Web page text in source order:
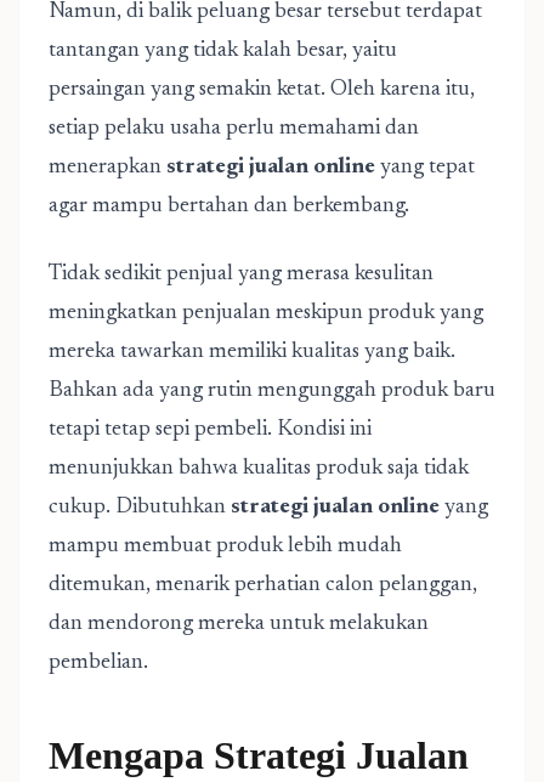
Namun, di balik peluang besar tersebut terdapat
tantangan yang tidak kalah besar, yaitu
persaingan yang semakin ketat. Oleh karena itu,
setiap pelaku usaha perlu memahami dan
menerapkan strategi jualan online yang tepat
agar mampu bertahan dan berkembang.
Tidak sedikit penjual yang merasa kesulitan
meningkatkan penjualan meskipun produk yang
mereka tawarkan memiliki kualitas yang baik.
Bahkan ada yang rutin mengunggah produk baru
tetapi tetap sepi pembeli. Kondisi ini
menunjukkan bahwa kualitas produk saja tidak
cukup. Dibutuhkan strategi jualan online yang
mampu membuat produk lebih mudah
ditemukan, menarik perhatian calon pelanggan,
dan mendorong mereka untuk melakukan
pembelian.
Mengapa Strategi Jualan